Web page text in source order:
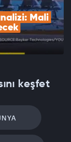
Mali
keşfet